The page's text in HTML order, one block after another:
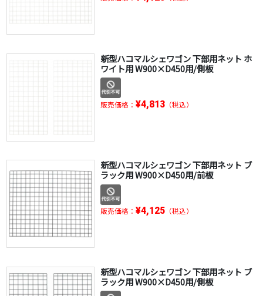
新型ハコマルシェワゴン 下部用ネット ホ
ワイト用 W900×D450用/側板
販売価格： ¥4,813（税込）
新型ハコマルシェワゴン 下部用ネット ブ
ラック用 W900×D450用/前板
販売価格： ¥4,125（税込）
新型ハコマルシェワゴン 下部用ネット ブ
ラック用 W900×D450用/側板